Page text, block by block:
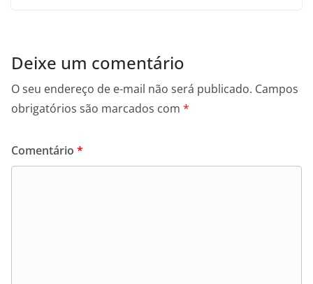
Deixe um comentário
O seu endereço de e-mail não será publicado. Campos
obrigatórios são marcados com *
Comentário *